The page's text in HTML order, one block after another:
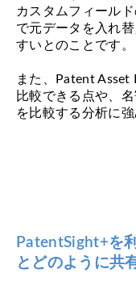
カスタムフィール
で元データを入れ
すいとのことです。
また、Patent Asset
比較できる点や、
を比較する分析に
PatentSight+を
とどのように共